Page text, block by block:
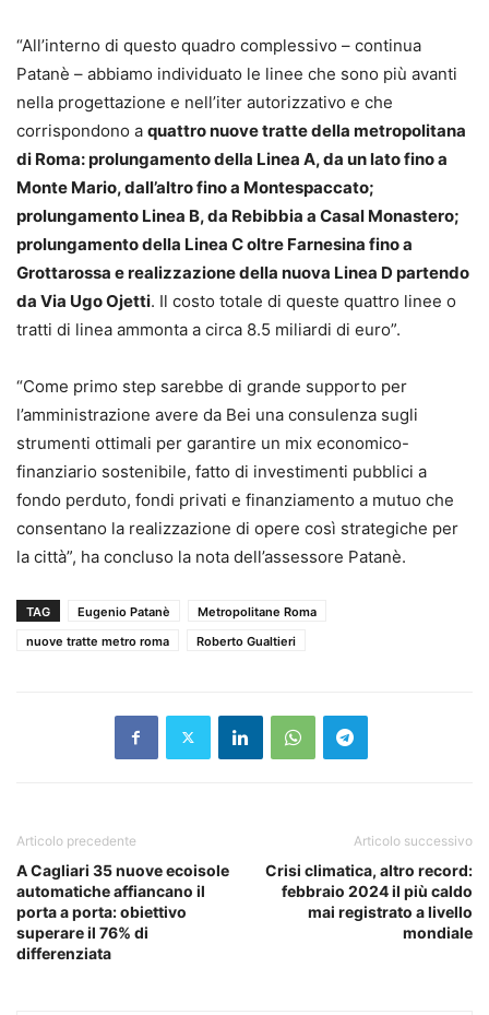
“All’interno di questo quadro complessivo – continua
Patanè – abbiamo individuato le linee che sono più avanti
nella progettazione e nell’iter autorizzativo e che
corrispondono a quattro nuove tratte della metropolitana
di Roma: prolungamento della Linea A, da un lato fino a
Monte Mario, dall’altro fino a Montespaccato;
prolungamento Linea B, da Rebibbia a Casal Monastero;
prolungamento della Linea C oltre Farnesina fino a
Grottarossa e realizzazione della nuova Linea D partendo
da Via Ugo Ojetti. Il costo totale di queste quattro linee o
tratti di linea ammonta a circa 8.5 miliardi di euro”.
“Come primo step sarebbe di grande supporto per
l’amministrazione avere da Bei una consulenza sugli
strumenti ottimali per garantire un mix economico-
finanziario sostenibile, fatto di investimenti pubblici a
fondo perduto, fondi privati e finanziamento a mutuo che
consentano la realizzazione di opere così strategiche per
la città”, ha concluso la nota dell’assessore Patanè.
TAG Eugenio Patanè
Metropolitane Roma
nuove tratte metro roma
Roberto Gualtieri
Articolo precedente
A Cagliari 35 nuove ecoisole
automatiche affiancano il
porta a porta: obiettivo
superare il 76% di
differenziata
Articolo successivo
Crisi climatica, altro record:
febbraio 2024 il più caldo
mai registrato a livello
mondiale